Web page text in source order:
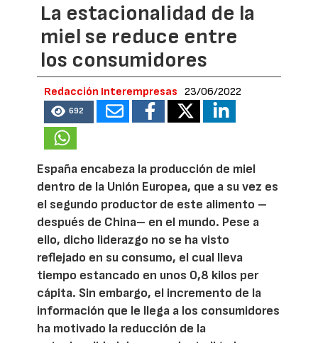
La estacionalidad de la
miel se reduce entre
los consumidores
Redacción Interempresas 23/06/2022
692
España encabeza la producción de miel
dentro de la Unión Europea, que a su vez es
el segundo productor de este alimento –
después de China– en el mundo. Pese a
ello, dicho liderazgo no se ha visto
reflejado en su consumo, el cual lleva
tiempo estancado en unos 0,8 kilos per
cápita. Sin embargo, el incremento de la
información que le llega a los consumidores
ha motivado la reducción de la